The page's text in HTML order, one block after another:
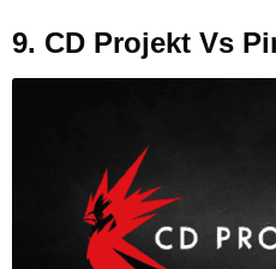
9. CD Projekt Vs